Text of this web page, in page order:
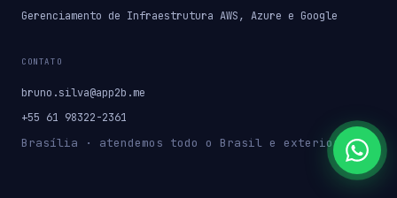
Gerenciamento de Infraestrutura AWS, Azure e Google
CONTATO
bruno.silva@app2b.me
+55 61 98322-2361
Brasília · atendemos todo o Brasil e exterior